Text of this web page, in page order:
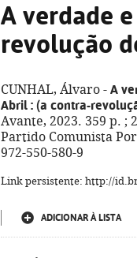
A verdade
revolução
CUNHAL, Álvaro - A
Abril : (a contra-
Avante, 2023. 359 p. ;
Partido Comunista
972-550-580-9
Link persistente: http://
ADICIONAR À LISTA